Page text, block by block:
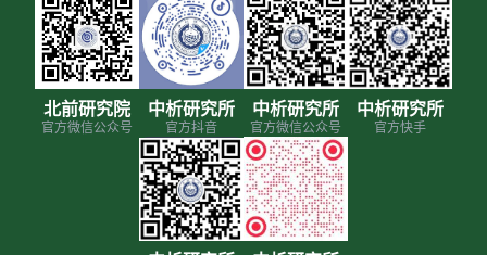
北前研究院
官方微信公众号
中析研究所
官方抖音
中析研究所
官方微信公众号
中析研究所
官方快手